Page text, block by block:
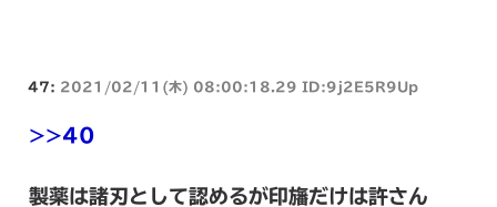
47: 2021/02/11(木) 08:00:18.29 ID:9j2E5R9Up
>>40
製薬は諸刃として認めるが印旛だけは許さん